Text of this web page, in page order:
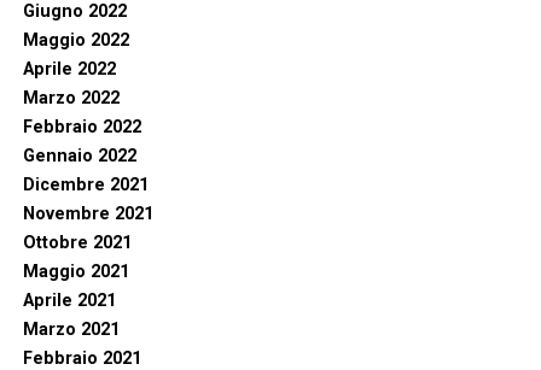
Giugno 2022
Maggio 2022
Aprile 2022
Marzo 2022
Febbraio 2022
Gennaio 2022
Dicembre 2021
Novembre 2021
Ottobre 2021
Maggio 2021
Aprile 2021
Marzo 2021
Febbraio 2021